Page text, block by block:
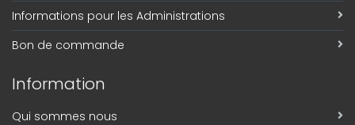
Informations pour les Administrations
Bon de commande
Information
Qui sommes nous